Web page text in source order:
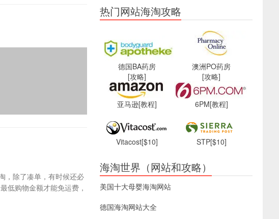
，除了凑单，有时候还必
低购物金额才能免运费，
热门网站海淘攻略
德国BA药房
[攻略]
澳洲PO药房
[攻略]
亚马逊[教程] 6PM[教程]
Vitacost[$10] STP[$10]
海淘世界（网站和攻略）
美国十大母婴海淘网站
德国海淘网站大全